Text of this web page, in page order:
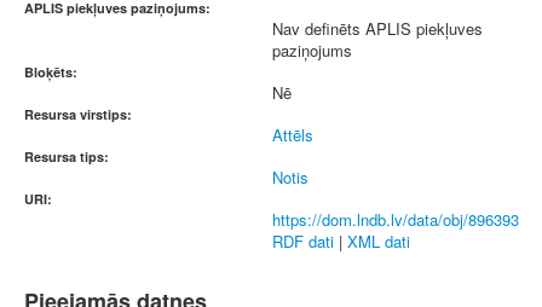
APLIS piekļuves paziņojums:
Nav definēts APLIS piekļuves
paziņojums
Bloķēts:
Nē
Resursa virstips:
Attēls
Resursa tips:
Notis
URI:
https://dom.lndb.lv/data/obj/896393
RDF dati | XML dati